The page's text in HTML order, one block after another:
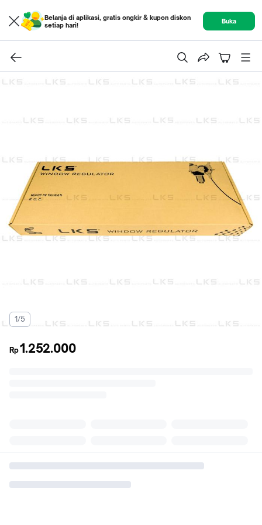
Belanja di aplikasi, gratis ongkir & kupon diskon
setiap hari!
Buka
1/5
Rp1.252.000